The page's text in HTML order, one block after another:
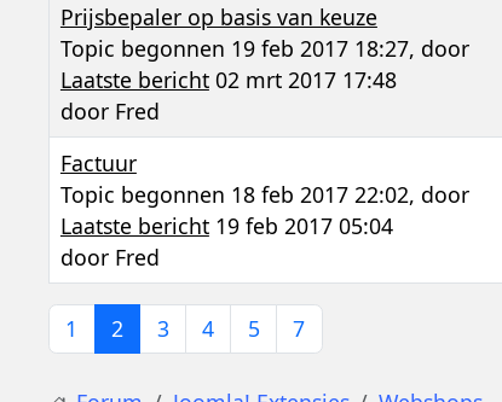
Prijsbepaler op basis van keuze
Topic begonnen 19 feb 2017 18:27, door
Laatste bericht02 mrt 2017 17:48
door Fred
Factuur
Topic begonnen 18 feb 2017 22:02, door
Laatste bericht19 feb 2017 05:04
door Fred
1 2 3 4 5 7